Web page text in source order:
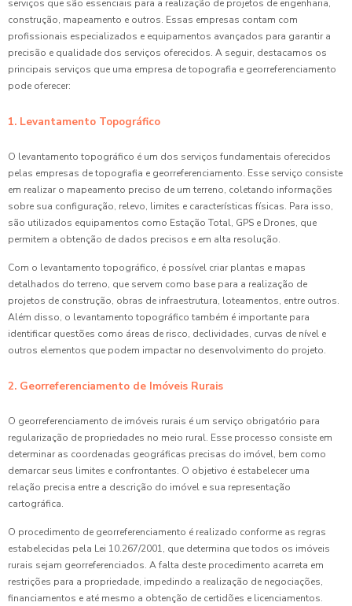
serviços que são essenciais para a realização de projetos de engenharia,
construção, mapeamento e outros. Essas empresas contam com
profissionais especializados e equipamentos avançados para garantir a
precisão e qualidade dos serviços oferecidos. A seguir, destacamos os
principais serviços que uma empresa de topografia e georreferenciamento
pode oferecer:
1. Levantamento Topográfico
O levantamento topográfico é um dos serviços fundamentais oferecidos
pelas empresas de topografia e georreferenciamento. Esse serviço consiste
em realizar o mapeamento preciso de um terreno, coletando informações
sobre sua configuração, relevo, limites e características físicas. Para isso,
são utilizados equipamentos como Estação Total, GPS e Drones, que
permitem a obtenção de dados precisos e em alta resolução.
Com o levantamento topográfico, é possível criar plantas e mapas
detalhados do terreno, que servem como base para a realização de
projetos de construção, obras de infraestrutura, loteamentos, entre outros.
Além disso, o levantamento topográfico também é importante para
identificar questões como áreas de risco, declividades, curvas de nível e
outros elementos que podem impactar no desenvolvimento do projeto.
2. Georreferenciamento de Imóveis Rurais
O georreferenciamento de imóveis rurais é um serviço obrigatório para
regularização de propriedades no meio rural. Esse processo consiste em
determinar as coordenadas geográficas precisas do imóvel, bem como
demarcar seus limites e confrontantes. O objetivo é estabelecer uma
relação precisa entre a descrição do imóvel e sua representação
cartográfica.
O procedimento de georreferenciamento é realizado conforme as regras
estabelecidas pela Lei 10.267/2001, que determina que todos os imóveis
rurais sejam georreferenciados. A falta deste procedimento acarreta em
restrições para a propriedade, impedindo a realização de negociações,
financiamentos e até mesmo a obtenção de certidões e licenciamentos.